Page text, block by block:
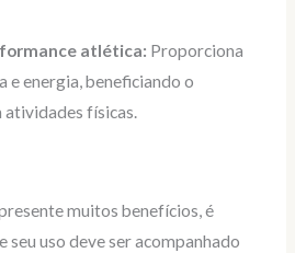
atlética: Proporciona
e energia, beneficiando o
atividades físicas.
muitos benefícios, é
uso deve ser acompanhado